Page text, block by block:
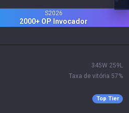
S2026
2000+ OP Invocador
345W 259 L
Taxa de vitória 57%
Top Tier